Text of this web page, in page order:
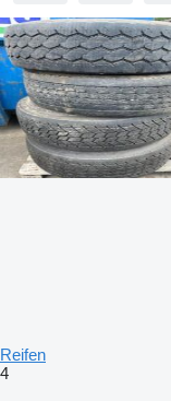
Reifen
4